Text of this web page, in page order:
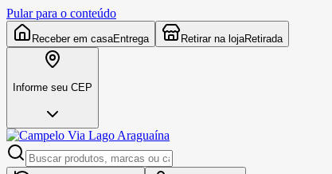
Pular para o conteúdo
Receber em casaEntrega Retirar na lojaRetirada
Informe seu CEP